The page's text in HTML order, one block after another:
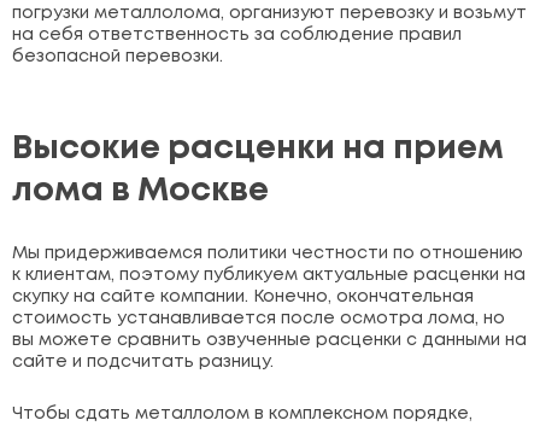
погрузки металлолома, организуют перевозку и возьмут
на себя ответственность за соблюдение правил
безопасной перевозки.
Высокие расценки на прием
лома в Москве
Мы придерживаемся политики честности по отношению
к клиентам, поэтому публикуем актуальные расценки на
скупку на сайте компании. Конечно, окончательная
стоимость устанавливается после осмотра лома, но
вы можете сравнить озвученные расценки с данными на
сайте и подсчитать разницу.
Чтобы сдать металлолом в комплексном порядке,